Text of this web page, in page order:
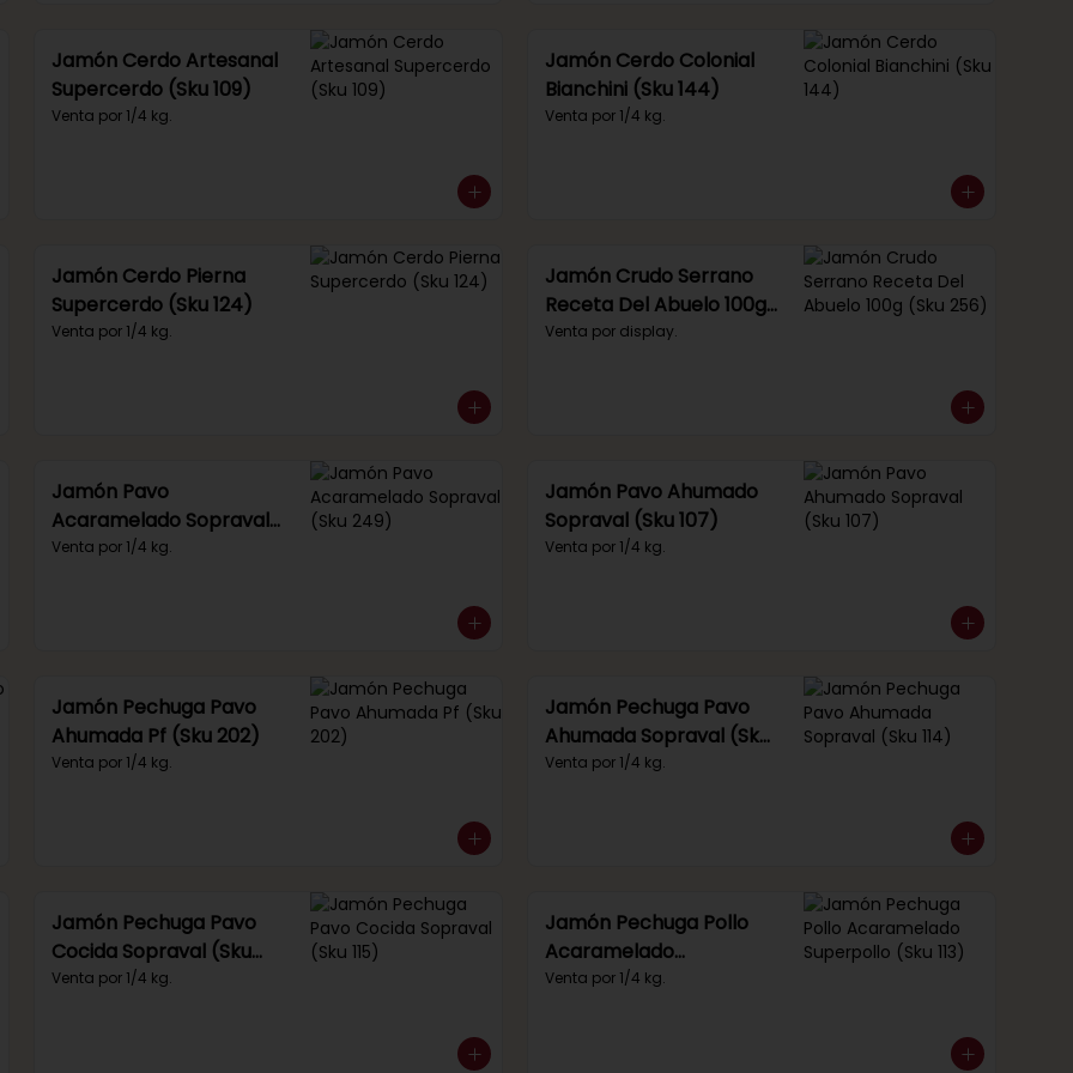
Jamón Cerdo Artesanal
Supercerdo (Sku 109)
Venta por 1/4 kg.
Jamón Cerdo Colonial
Bianchini (Sku 144)
Venta por 1/4 kg.
Jamón Cerdo Pierna
Supercerdo (Sku 124)
Venta por 1/4 kg.
Jamón Crudo Serrano
Receta Del Abuelo 100g
(Sku 256)
Venta por display.
Jamón Pavo
Acaramelado Sopraval
(Sku 249)
Venta por 1/4 kg.
Jamón Pavo Ahumado
Sopraval (Sku 107)
Venta por 1/4 kg.
Jamón Pechuga Pavo
Ahumada Pf (Sku 202)
Venta por 1/4 kg.
Jamón Pechuga Pavo
Ahumada Sopraval (Sku
114)
Venta por 1/4 kg.
Jamón Pechuga Pavo
Cocida Sopraval (Sku
115)
Venta por 1/4 kg.
Jamón Pechuga Pollo
Acaramelado
Superpollo (Sku 113)
Venta por 1/4 kg.